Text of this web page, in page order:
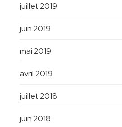
juillet 2019
juin 2019
mai 2019
avril 2019
juillet 2018
juin 2018